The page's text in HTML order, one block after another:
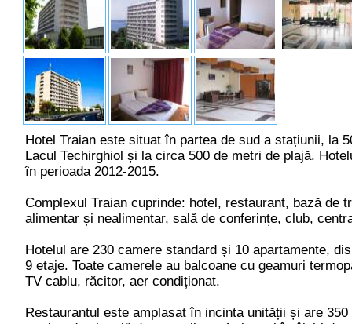
Hotel Traian este situat în partea de sud a stațiunii, la
Lacul Techirghiol și la circa 500 de metri de plajă.
în perioada 2012-2015.
Complexul Traian cuprinde: hotel, restaurant, bază de
alimentar și nealimentar, sală de conferințe, club,
Hotelul are 230 camere standard și 10 apartamente,
9 etaje. Toate camerele au balcoane cu geamuri
TV cablu, răcitor, aer condiționat.
Restaurantul este amplasat în incinta unității și are